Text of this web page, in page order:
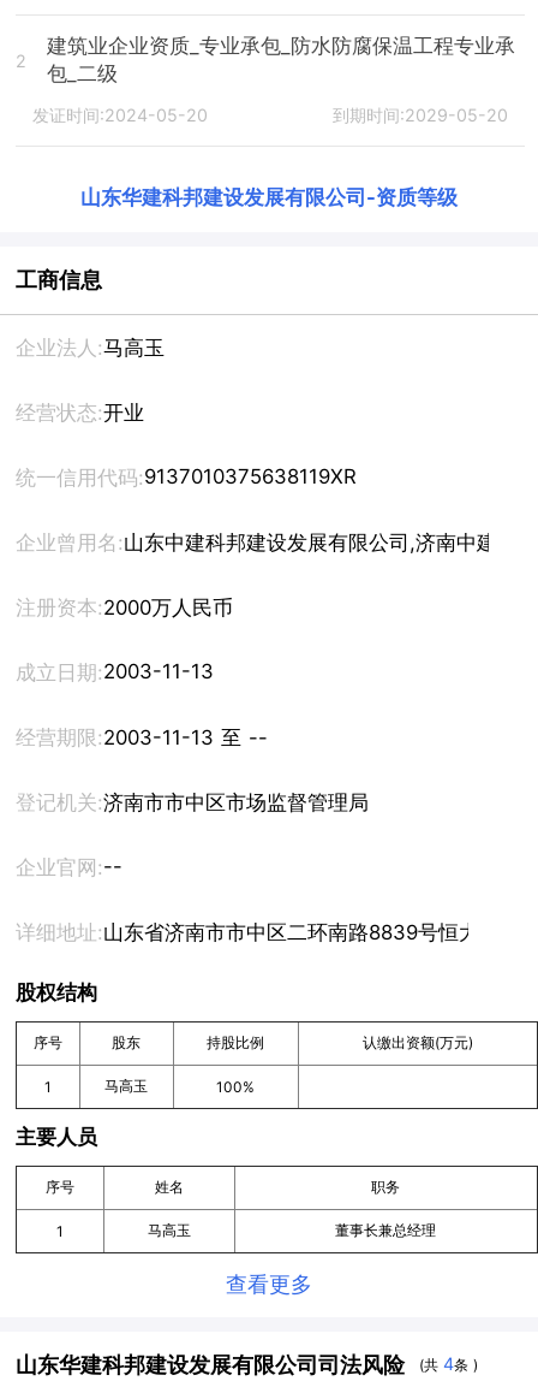
2
建筑业企业资质_专业承包_防水防腐保温工程专业承
包_二级
发证时间:2024-05-20 到期时间:2029-05-20
山东华建科邦建设发展有限公司 -资质等级
工商信息
企业法人:马高玉
经营状态:开业
统一信用代码:9137010375638119XR
企业曾用名:山东中建科邦建设发展有限公司,济南中建科
注册资本:2000万人民币
成立日期:2003-11-13
经营期限: 2003-11-13 至 --
登记机关:济南市市中区市场监督管理局
企业官网:--
详细地址:山东省济南市市中区二环南路8839号恒大睿城9
股权结构
序号 股东 持股比例 认缴出资额(万元)
1 马高玉 100%
主要人员
序号 姓名 职务
1 马高玉 董事长兼总经理
查看更多
山东华建科邦建设发展有限公司司法风险 (共4条 )